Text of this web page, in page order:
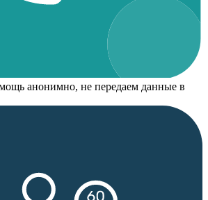
анонимно, не передаем данные в